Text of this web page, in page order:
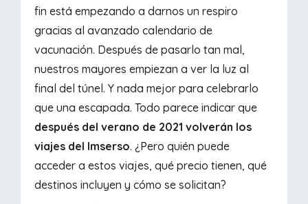
fin está empezando a darnos un respiro
gracias al avanzado calendario de
vacunación. Después de pasarlo tan mal,
nuestros mayores empiezan a ver la luz al
final del túnel. Y nada mejor para celebrarlo
que una escapada. Todo parece indicar que
después del verano de 2021 volverán los
viajes del Imserso. ¿Pero quién puede
acceder a estos viajes, qué precio tienen, qué
destinos incluyen y cómo se solicitan?